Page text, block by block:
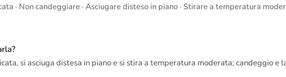
· Non candeggiare · Asciugare disteso in piano · Stirare a temperatura
si asciuga distesa in piano e si stira a temperatura moderata; candeggio e